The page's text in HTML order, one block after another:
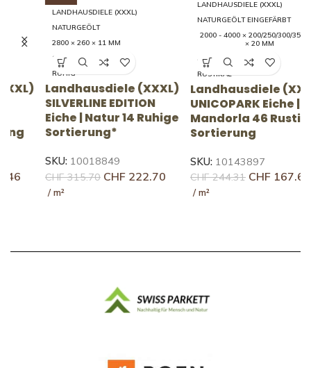
LANDHAUSDIELE (XXXL)
NATURGEÖLT
2800 × 260 × 11 MM
14 RUHIG
Landhausdiele (XXXL)
SILVERLINE EDITION
Eiche | Natur 14 Ruhige
Sortierung*
10018849
CHF
315.70 CHF222.70
LANDHAUSDIELE (XXXL)
NATURGEÖLT EINGEFÄRBT
2000 - 4000 × 200/250/300/350/395
46 RUSTIKAL
RUSTIKAL
Landhausdiele (XXXL)
UNICOPARK Eiche |
Mandorla 46 Rustikale
Sortierung
10143897
CHF
244.31 CHF167.68